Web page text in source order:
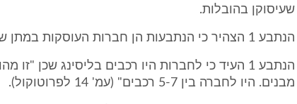
שעיסוקן בהובלות.
הנתבע 1 הצהיר כי הנתבעות הן חברות העוסקות במתן שרותי משלוחים והובלות.
הנתבע 1 העיד כי לחברות היו רכבים בליסינג שכן
מבנים. היו לחברה בין 5-7 רכבים" (עמ' 14 לפרוטוקול).